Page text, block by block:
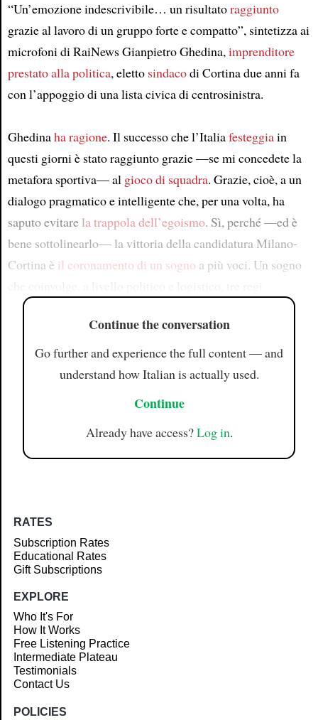
“Un’emozione indescrivibile… un risultatoraggiunto
grazie al lavoro di un gruppo forte e compatto”, sintetizza ai
microfoni di RaiNews Gianpietro Ghedina,imprenditore
prestato alla politica, eletto sindacodi Cortina due anni fa
con l’appoggio di una lista civica di centrosinistra.
Ghedinaha ragione. Il successo che l’Italiafesteggiain
questi giorni è stato raggiunto grazie —se mi concedete la
metafora sportiva— al gioco di squadra. Grazie, cioè, a un
dialogo pragmatico e intelligente che, per una volta, ha
saputo evitare la trappola dell’egoismo. Sì, perché —ed è
bene sottolinearlo— la vittoria della candidatura Milano-
Cortina è il coronamento di un sogno a più voci. Un sogno
Continue the conversation
Go further and experience the full content — and
understand how Italian is actually used.
Continue
Already have access?Log in.
RATES
Subscription Rates
Educational Rates
Gift Subscriptions
EXPLORE
Who It's For
How It Works
Free Listening Practice
Intermediate Plateau
Testimonials
Contact Us
POLICIES